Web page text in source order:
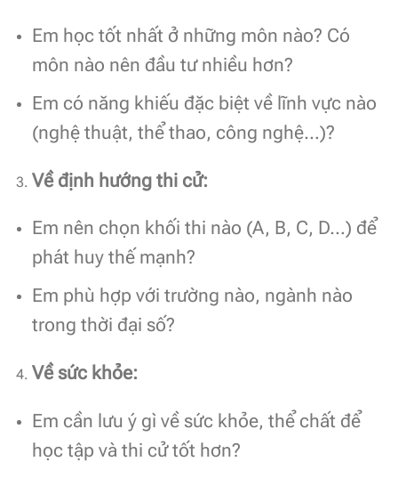
Em học tốt nhất ở những môn nào? Có
môn nào nên đầu tư nhiều hơn?
Em có năng khiếu đặc biệt về lĩnh vực nào
(nghệ thuật, thể thao, công nghệ…)?
Về định hướng thi cử:
Em nên chọn khối thi nào (A, B, C, D…) để
phát huy thế mạnh?
Em phù hợp với trường nào, ngành nào
trong thời đại số?
Về sức khỏe:
Em cần lưu ý gì về sức khỏe, thể chất để
học tập và thi cử tốt hơn?